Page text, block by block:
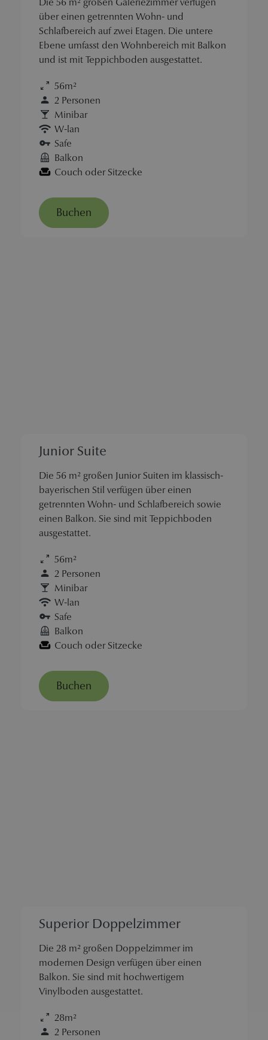
Die 56 m² großen Galeriezimmer verfügen
über einen getrennten Wohn- und
Schlafbereich auf zwei Etagen. Die untere
Ebene umfasst den Wohnbereich mit Balkon
und ist mit Teppichboden ausgestattet.
56m²
2 Personen
Minibar
W-lan
Safe
Balkon
Couch oder Sitzecke
Buchen
Junior Suite
Die 56 m² großen Junior Suiten im klassisch-
bayerischen Stil verfügen über einen
getrennten Wohn- und Schlafbereich sowie
einen Balkon. Sie sind mit Teppichboden
ausgestattet.
56m²
2 Personen
Minibar
W-lan
Safe
Balkon
Couch oder Sitzecke
Buchen
Superior Doppelzimmer
Die 28 m² großen Doppelzimmer im
modernen Design verfügen über einen
Balkon. Sie sind mit hochwertigem
Vinylboden ausgestattet.
28m²
2 Personen